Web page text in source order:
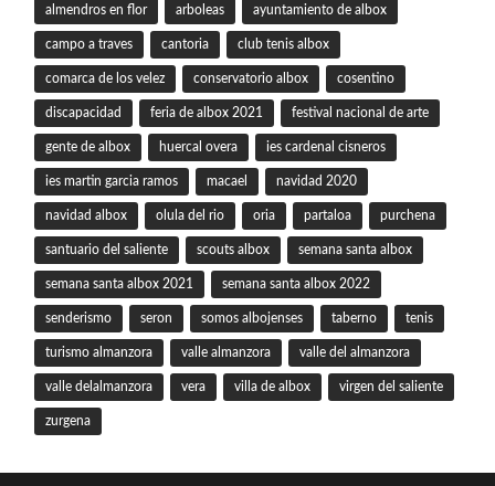
almendros en flor arboleas ayuntamiento de albox
campo a traves cantoria club tenis albox
comarca de los velez conservatorio albox cosentino
discapacidad feria de albox 2021 festival nacional de arte
gente de albox huercal overa ies cardenal cisneros
ies martin garcia ramos macael navidad 2020
navidad albox olula del rio oria partaloa purchena
santuario del saliente scouts albox semana santa albox
semana santa albox 2021 semana santa albox 2022
senderismo seron somos albojenses taberno tenis
turismo almanzora valle almanzora valle del almanzora
valle delalmanzora vera villa de albox virgen del saliente
zurgena